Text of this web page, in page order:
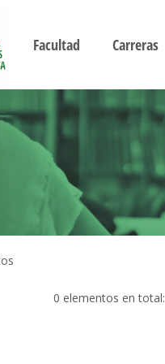
Facultad Carreras
0 elementos en total: